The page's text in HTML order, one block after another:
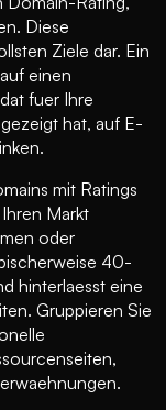
Diese
Ziele dar. Ein
einen
fuer Ihre
hat, auf E-
mit Ratings
Markt
oder
40-
hinterlaesst eine
Gruppieren Sie